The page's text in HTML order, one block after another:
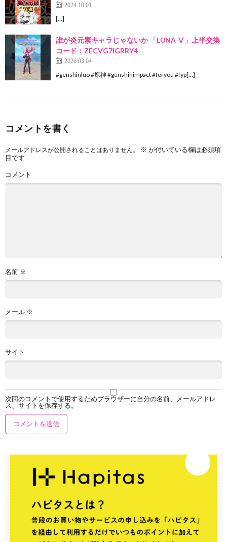
2024.10.01
[…]
誰が炎元素キャラじゃないか 「LUNA Ⅴ」上半交換
コード：ZECVG7IGRRY4
2026.03.04
#genshinluo #原神 #genshinimpact #foryou #fyp[…]
コメントを書く
メールアドレスが公開されることはありません。 ※ が付いている欄は必須項
目です
コメント
名前 ※
メール ※
サイト
次回のコメントで使用するためブラウザーに自分の名前、メールアドレ
ス、サイトを保存する。